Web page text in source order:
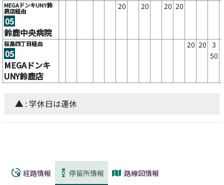
MEGAドンキUNY鈴
鹿店経由
05
鈴鹿中央病院
20 20 20 20
桜島四丁目経由
05
MEGAドンキ
UNY鈴鹿店
20 20 3
50
▲ : 学休日は運休
経路情報 停留所情報 路線図情報